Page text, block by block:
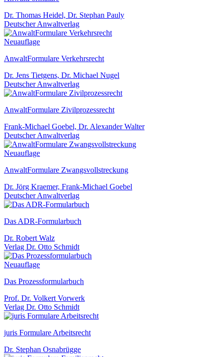
Dr. Thomas Heidel, Dr. Stephan Pauly
Deutscher Anwaltverlag
Neuauflage
AnwaltFormulare Verkehrsrecht
Dr. Jens Tietgens, Dr. Michael Nugel
Deutscher Anwaltverlag
AnwaltFormulare Zivilprozessrecht
Frank-Michael Goebel, Dr. Alexander Walter
Deutscher Anwaltverlag
Neuauflage
AnwaltFormulare Zwangsvollstreckung
Dr. Jörg Kraemer, Frank-Michael Goebel
Deutscher Anwaltverlag
Das ADR-Formularbuch
Dr. Robert Walz
Verlag Dr. Otto Schmidt
Neuauflage
Das Prozessformularbuch
Prof. Dr. Volkert Vorwerk
Verlag Dr. Otto Schmidt
juris Formulare Arbeitsrecht
Dr. Stephan Osnabrügge